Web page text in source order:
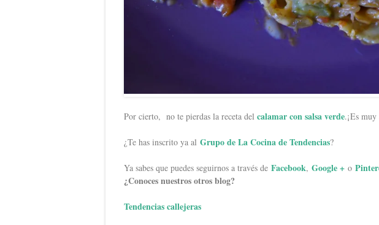
Por cierto, no te pierdas la receta del calamar con salsa verde.¡Es
¿Te has inscrito ya al Grupo de La Cocina de Tendencias?
Ya sabes que puedes seguirnos a través de Facebook, Google + o
¿Conoces nuestros otros blog?
Tendencias callejeras